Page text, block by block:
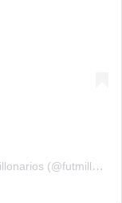
Una publicación compartida por Fútbol ⚽️ Millonarios (@futmillonarios)